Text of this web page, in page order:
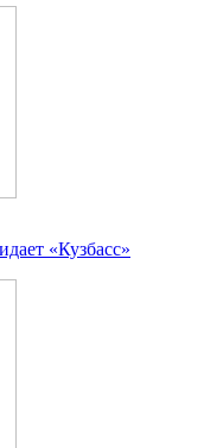
«Кузбасс»